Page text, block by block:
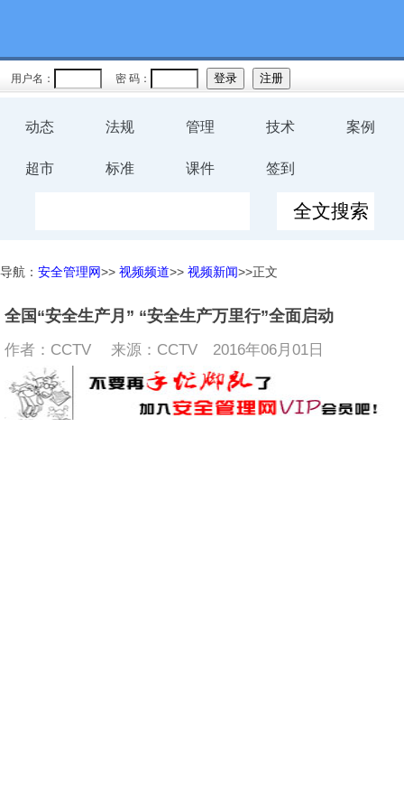
用户名： 密 码：
动态 法规 管理 技术 案例
超市 标准 课件 签到
导航： 安全管理网>> 视频频道>> 视频新闻>>正文
全国“安全生产月” “安全生产万里行”全面启动
作者：CCTV 来源：CCTV 2016年06月01日